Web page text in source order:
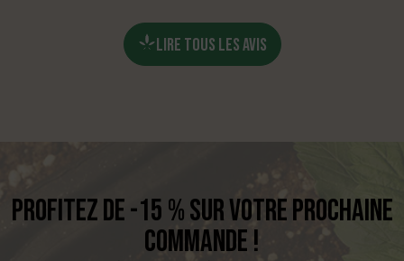
LIRE TOUS LES AVIS
Profitez de -15 % sur votre prochaine
commande !